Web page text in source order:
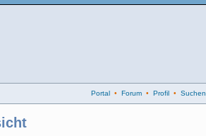
Portal • Forum • Profil • Suchen